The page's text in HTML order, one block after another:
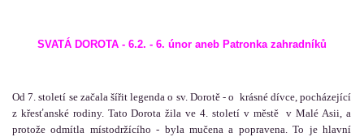
SVATÁ DOROTA - 6.2. - 6. únor aneb Patronka zahradníků
Od 7. století se začala šířit legenda o sv. Dorotě - o krásné dívce, pocházející
z křesťanské rodiny. Tato Dorota žila ve 4. století v městě v Malé Asii, a
protože odmítla místodržícího - byla mučena a popravena. To je hlavní